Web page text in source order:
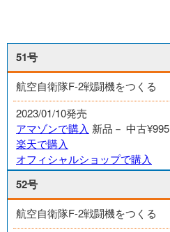
51号
航空自衛隊F-2戦闘機をつくる
2023/01/10発売
アマゾンで購入 新品－ 中古¥995
楽天で購入
オフィシャルショップで購入
52号
航空自衛隊F-2戦闘機をつくる